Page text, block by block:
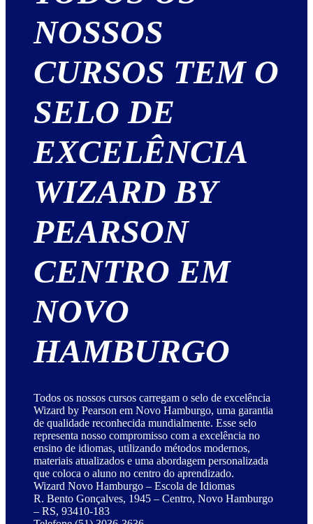
NOSSOS
CURSOS TEM O
SELO DE
EXCELÊNCIA
WIZARD BY
PEARSON
CENTRO EM
NOVO
HAMBURGO
Todos os nossos cursos carregam o selo de excelência
Wizard by Pearson em Novo Hamburgo, uma garantia
de qualidade reconhecida mundialmente. Esse selo
representa nosso compromisso com a excelência no
ensino de idiomas, utilizando métodos modernos,
materiais atualizados e uma abordagem personalizada
que coloca o aluno no centro do aprendizado.
Wizard Novo Hamburgo – Escola de Idiomas
R. Bento Gonçalves, 1945 – Centro, Novo Hamburgo
– RS, 93410-183